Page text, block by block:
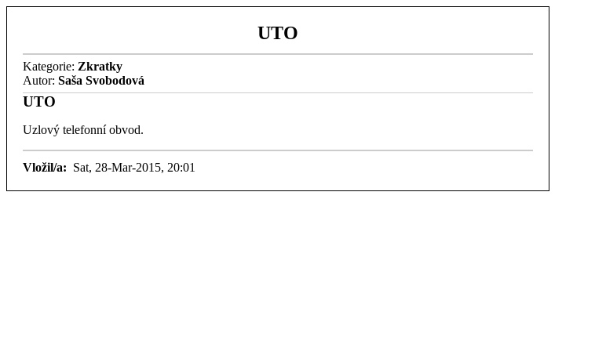
UTO
Kategorie: Zkratky
Autor: Saša Svobodová
UTO
Uzlový telefonní obvod.
Vložil/a: Sat, 28-Mar-2015, 20:01